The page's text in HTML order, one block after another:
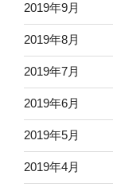
2019年9月
2019年8月
2019年7月
2019年6月
2019年5月
2019年4月